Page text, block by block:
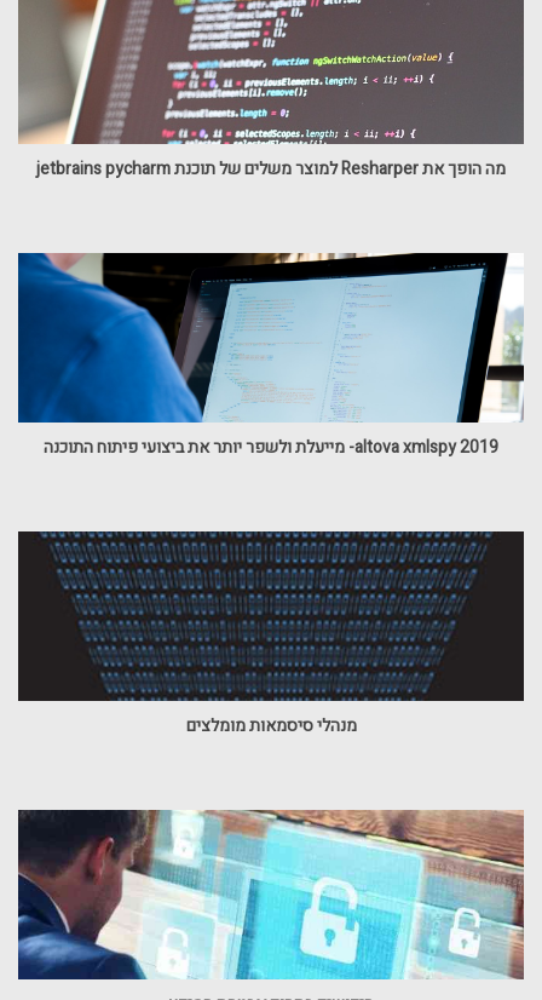
מה הופך את Resharper למוצר משלים של תוכנת jetbrains pycharm
altova xmlspy 2019- מייעלת ולשפר יותר את ביצועי פיתוח התוכנה
מנהלי סיסמאות מומלצים